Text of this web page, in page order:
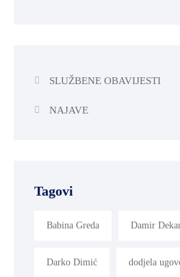
SLUŽBENE OBAVIJESTI
NAJAVE
Tagovi
Babina Greda Damir
Darko Dimić dodjela